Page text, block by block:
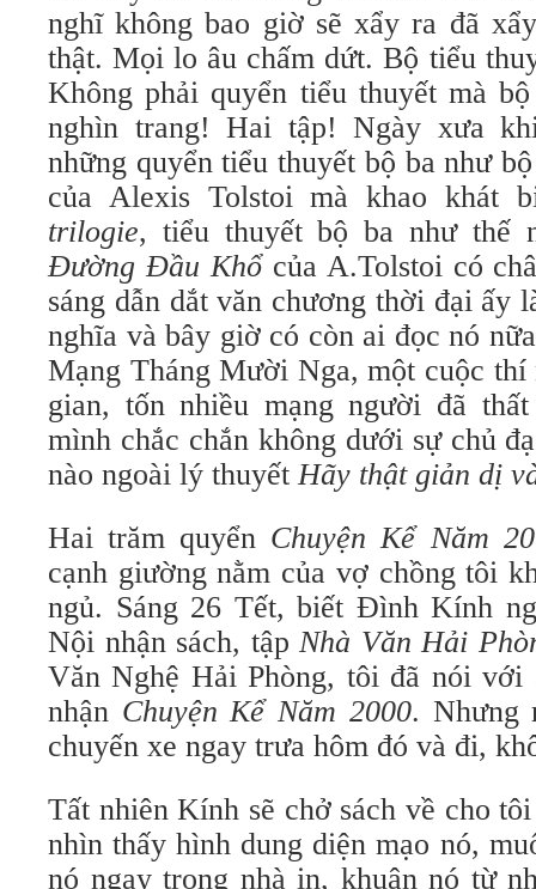
nghĩ không bao giờ sẽ xẩy ra đã
thật. Mọi lo âu chấm dứt. Bộ tiểu
Không phải quyển tiểu thuyết mà
nghìn trang! Hai tập! Ngày xưa
những quyển tiểu thuyết bộ ba như
của Alexis Tolstoi mà khao khát
trilogie, tiểu thuyết bộ ba như thế
Đường Đầu Khổcủa A.Tolstoi có
sáng dẫn dắt văn chương thời đại ấy
nghĩa và bây giờ có còn ai đọc nó
Mạng Tháng Mười Nga, một cuộc
gian, tốn nhiều mạng người đã
mình chắc chắn không dưới sự chủ
nào ngoài lý thuyếtHãy thật giản dị
Hai trăm quyển Chuyện Kể Năm
cạnh giường nằm của vợ chồng tôi
ngủ. Sáng 26 Tết, biết Đình Kính
Nội nhận sách, tập Nhà Văn Hải
Văn Nghệ Hải Phòng, tôi đã nói với
nhận Chuyện Kể Năm 2000. Nhưng
chuyến xe ngay trưa hôm đó và đi,
Tất nhiên Kính sẽ chở sách về cho
nhìn thấy hình dung diện mạo nó,
nó ngay trong nhà in, khuân nó từ